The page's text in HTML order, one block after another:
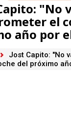
"No
el
año por
Jost Capito: "No
del próximo